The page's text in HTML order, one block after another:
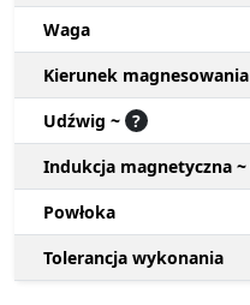
Waga
Kierunek magnesowania
Udźwig ~ ?
Indukcja magnetyczna ~
Powłoka
Tolerancja wykonania